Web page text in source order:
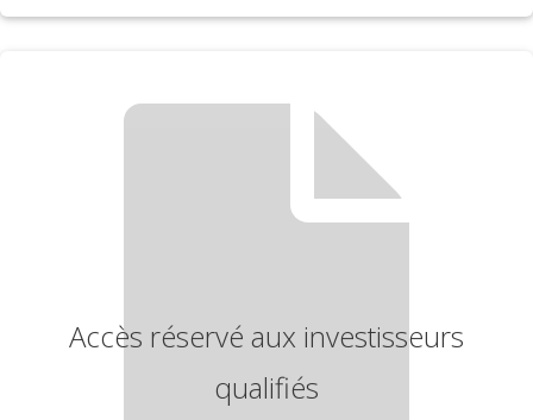
Accès réservé aux investisseurs
qualifiés